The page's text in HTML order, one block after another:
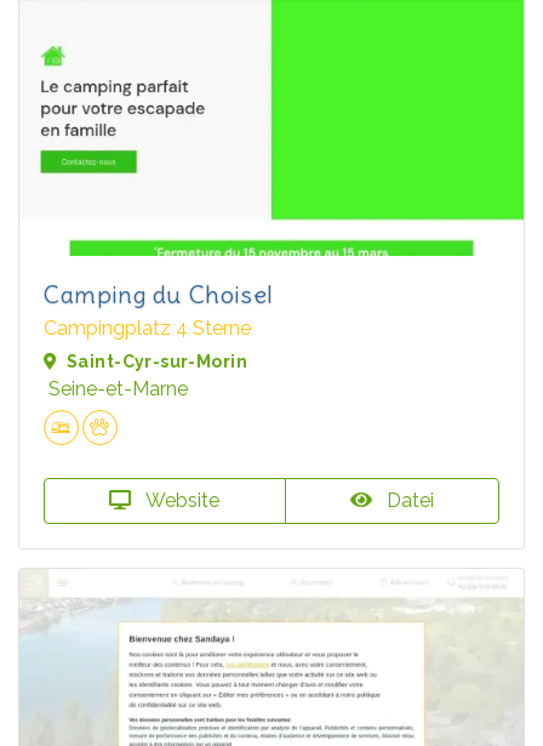
Camping du Choisel
Campingplatz 4 Sterne
Saint-Cyr-sur-Morin
Seine-et-Marne
Website Datei